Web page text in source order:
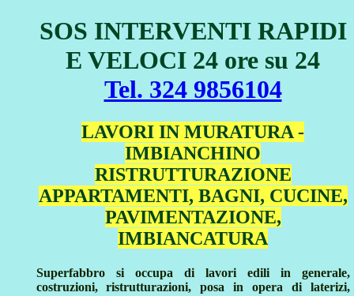
SOS INTERVENTI RAPIDI
E VELOCI 24 ore su 24
Tel. 324 9856104
LAVORI IN MURATURA -
IMBIANCHINO
RISTRUTTURAZIONE
APPARTAMENTI, BAGNI, CUCINE,
PAVIMENTAZIONE,
IMBIANCATURA
Superfabbro si occupa di lavori edili in generale,
costruzioni, ristrutturazioni, posa in opera di laterizi,